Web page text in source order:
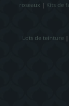
roseaux | Kits de
Lots de teinture|